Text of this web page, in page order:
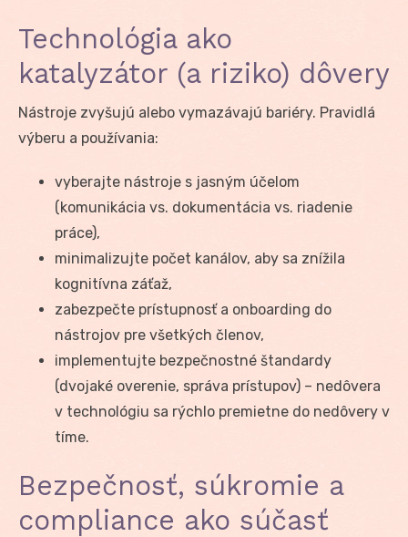
Technológia ako
katalyzátor (a riziko) dôvery
Nástroje zvyšujú alebo vymazávajú bariéry. Pravidlá
výberu a používania:
vyberajte nástroje s jasným účelom
(komunikácia vs. dokumentácia vs. riadenie
práce),
minimalizujte počet kanálov, aby sa znížila
kognitívna záťaž,
zabezpečte prístupnosť a onboarding do
nástrojov pre všetkých členov,
implementujte bezpečnostné štandardy
(dvojaké overenie, správa prístupov) – nedôvera
v technológiu sa rýchlo premietne do nedôvery v
tíme.
Bezpečnosť, súkromie a
compliance ako súčasť